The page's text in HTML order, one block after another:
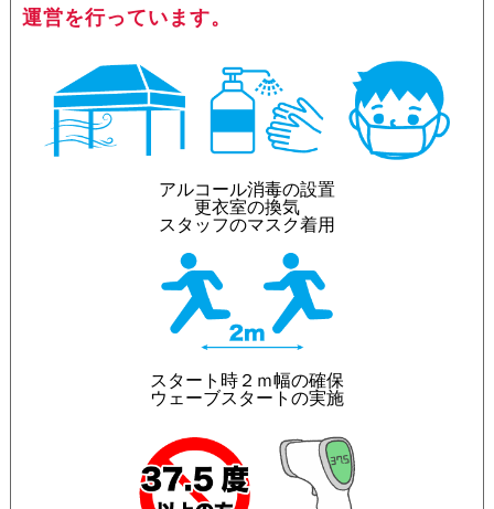
2020.9.07 総エントリー数2,000名超えました！
2020.8.24 総エントリー数1,500名超えました！
2020.8.18
大阪大会エントリー数1,000名超えました！
早割は8月31日まで！
本大会がランニングスタイルに掲載されまし
た！
東京大会のエントリーを開始しました。
大阪大会エントリー数500名超えました！
定！
参加賞Tシャツアンケートの投票を締め切り
ました。多数のご投票ありがとうございまし
運営を行っています。
アルコール消毒の設置
更衣室の換気
スタッフのマスク着用
スタート時２ｍ幅の確保
ウェーブスタートの実施